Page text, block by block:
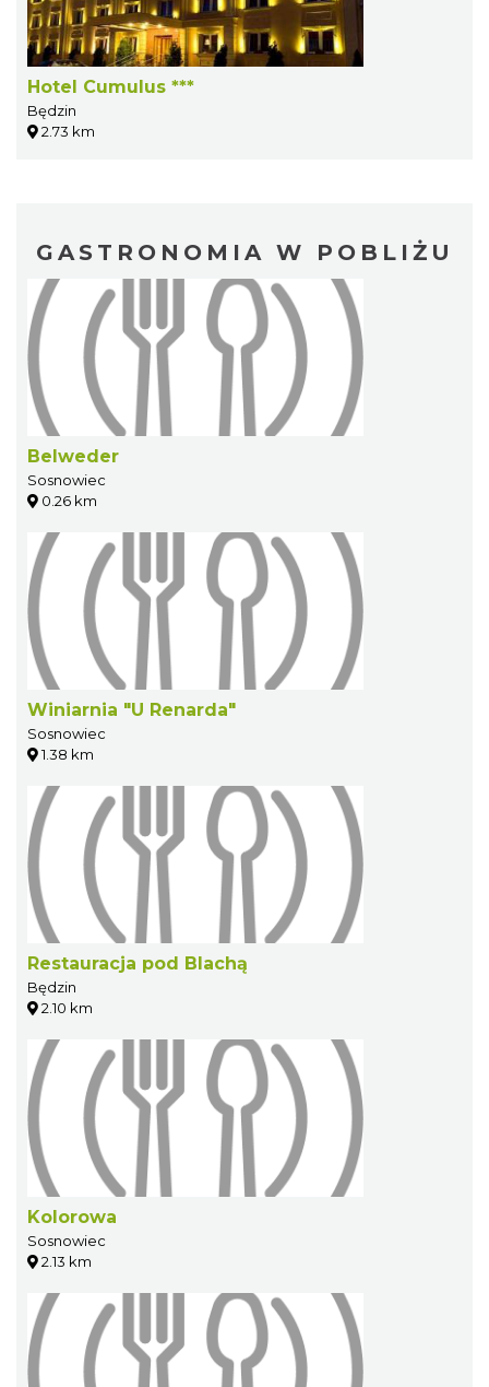
Hotel Cumulus ***
Będzin
2.73 km
GASTRONOMIA W POBLIŻU
Belweder
Sosnowiec
0.26 km
Winiarnia "U Renarda"
Sosnowiec
1.38 km
Restauracja pod Blachą
Będzin
2.10 km
Kolorowa
Sosnowiec
2.13 km